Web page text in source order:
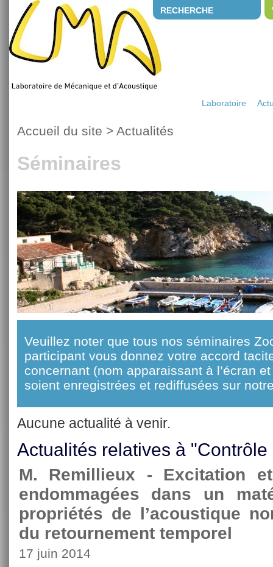
RECHERCHE
Laboratoire
Accueil du site > Actualités
Séminaires
Veuillez noter que tous nos séminaires
participant vous donnez votre accord
concernant (nom apparaissant à l’écran
soient enregistrées et rediffusées sur
Aucune actualité à venir.
Actualités relatives à
M. Remillieux - Excitation
endommagées dans un
propriétés de l’acoustique
du retournement temporel
17 juin 2014